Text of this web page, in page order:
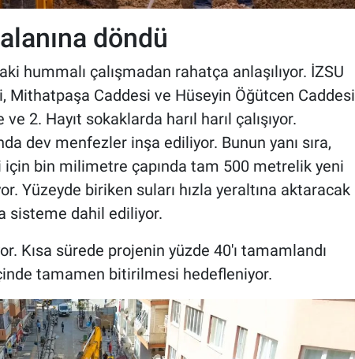
döndü
hummalı çalışmadan rahatça anlaşılıyor. İZSU
Mithatpaşa Caddesi ve Hüseyin Öğütcen Caddesi
2. Hayıt sokaklarda harıl harıl çalışıyor.
dev menfezler inşa ediliyor. Bunun yanı sıra,
için bin milimetre çapında tam 500 metrelik yeni
Yüzeyde biriken suları hızla yeraltına aktaracak
sisteme dahil ediliyor.
Kısa sürede projenin yüzde 40'ı tamamlandı
tamamen bitirilmesi hedefleniyor.